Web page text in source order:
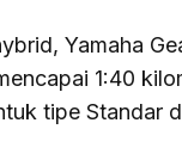
Yamaha
1:40
tipe Standar